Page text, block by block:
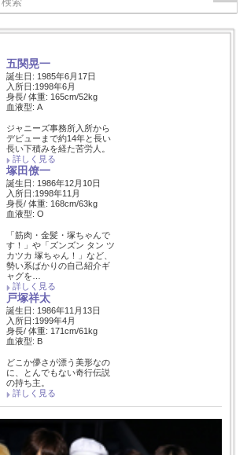
五関晃一
誕生日: 1985年6月17日
入所日:1998年6月
身長/ 体重: 165cm/52kg
血液型: A
ジャニーズ事務所入所から
デビューまで約14年と長い
長い下積みを経た苦労人。
詳しく見る
塚田僚一
誕生日: 1986年12月10日
入所日:1998年11月
身長/ 体重: 168cm/63kg
血液型: O
「筋肉・金髪・塚ちゃんで
す！」や「ズンズン タン ツ
カツカ 塚ちゃん！」など、
勢い系ばかりの自己紹介ギ
ャグを…
詳しく見る
戸塚祥太
誕生日: 1986年11月13日
入所日:1999年4月
身長/ 体重: 171cm/61kg
血液型: B
どこか儚さが漂う美形なの
に、とんでもない奇行伝説
の持ち主。
詳しく見る